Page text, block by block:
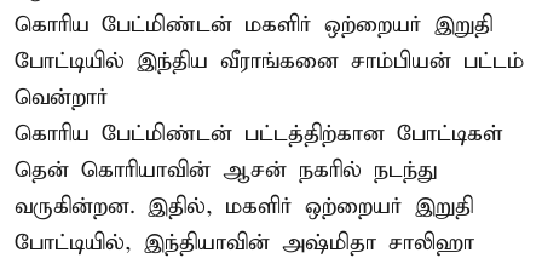
கொரிய பேட்மிண்டன் மகளிர் ஒற்றையர் இறுதி
போட்டியில் இந்திய வீராங்கனை சாம்பியன் பட்டம்
வென்றார்
கொரிய பேட்மிண்டன் பட்டத்திற்கான போட்டிகள்
தென் கொரியாவின் ஆசன் நகரில் நடந்து
வருகின்றன. இதில், மகளிர் ஒற்றையர் இறுதி
போட்டியில், இந்தியாவின் அஷ்மிதா சாலிஹா